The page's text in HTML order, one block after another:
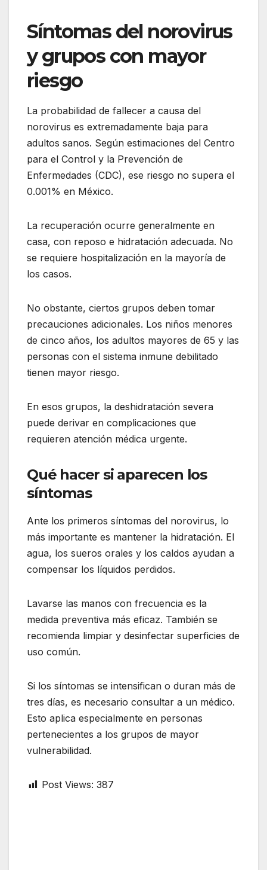
Síntomas del norovirus
y grupos con mayor
riesgo
La probabilidad de fallecer a causa del
norovirus es extremadamente baja para
adultos sanos. Según estimaciones del Centro
para el Control y la Prevención de
Enfermedades (CDC), ese riesgo no supera el
0.001% en México.
La recuperación ocurre generalmente en
casa, con reposo e hidratación adecuada. No
se requiere hospitalización en la mayoría de
los casos.
No obstante, ciertos grupos deben tomar
precauciones adicionales. Los niños menores
de cinco años, los adultos mayores de 65 y las
personas con el sistema inmune debilitado
tienen mayor riesgo.
En esos grupos, la deshidratación severa
puede derivar en complicaciones que
requieren atención médica urgente.
Qué hacer si aparecen los
síntomas
Ante los primeros síntomas del norovirus, lo
más importante es mantener la hidratación. El
agua, los sueros orales y los caldos ayudan a
compensar los líquidos perdidos.
Lavarse las manos con frecuencia es la
medida preventiva más eficaz. También se
recomienda limpiar y desinfectar superficies de
uso común.
Si los síntomas se intensifican o duran más de
tres días, es necesario consultar a un médico.
Esto aplica especialmente en personas
pertenecientes a los grupos de mayor
vulnerabilidad.
Post Views: 387